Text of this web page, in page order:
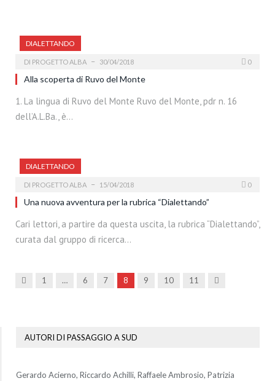
DIALETTANDO
DI PROGETTO ALBA 30/04/2018 0
Alla scoperta di Ruvo del Monte
1. La lingua di Ruvo del Monte Ruvo del Monte, pdr n. 16
dell’A.L.Ba., è…
DIALETTANDO
DI PROGETTO ALBA 15/04/2018 0
Una nuova avventura per la rubrica “Dialettando”
Cari lettori, a partire da questa uscita, la rubrica “Dialettando”,
curata dal gruppo di ricerca…
Precedenti
1 … 6 7 8 9 10 11 Prossima
AUTORI DI PASSAGGIO A SUD
Gerardo Acierno, Riccardo Achilli, Raffaele Ambrosio, Patrizia